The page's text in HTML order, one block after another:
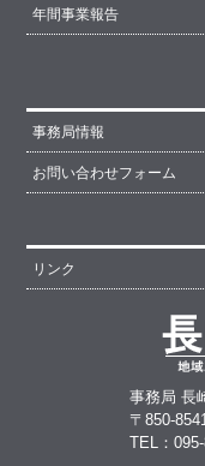
年間事業報告
事務局情報
お問い合わせフォーム
リンク
事務局 長
〒850-
TEL：